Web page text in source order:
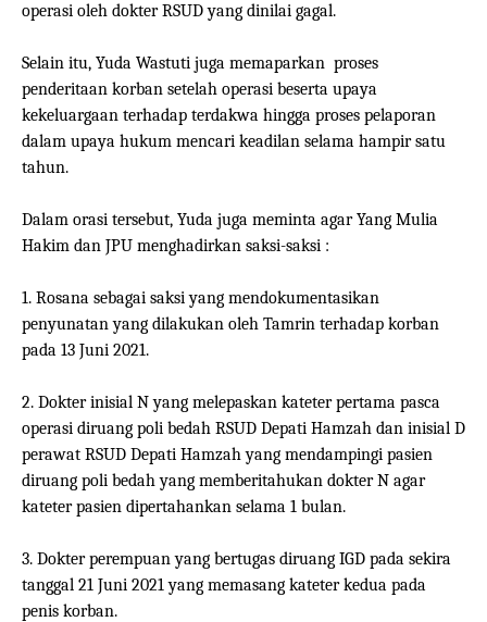
operasi oleh dokter RSUD yang dinilai gagal.
Selain itu, Yuda Wastuti juga memaparkan proses
penderitaan korban setelah operasi beserta upaya
kekeluargaan terhadap terdakwa hingga proses pelaporan
dalam upaya hukum mencari keadilan selama hampir satu
tahun.
Dalam orasi tersebut, Yuda juga meminta agar Yang Mulia
Hakim dan JPU menghadirkan saksi-saksi :
1. Rosana sebagai saksi yang mendokumentasikan
penyunatan yang dilakukan oleh Tamrin terhadap korban
pada 13 Juni 2021.
2. Dokter inisial N yang melepaskan kateter pertama pasca
operasi diruang poli bedah RSUD Depati Hamzah dan inisial D
perawat RSUD Depati Hamzah yang mendampingi pasien
diruang poli bedah yang memberitahukan dokter N agar
kateter pasien dipertahankan selama 1 bulan.
3. Dokter perempuan yang bertugas diruang IGD pada sekira
tanggal 21 Juni 2021 yang memasang kateter kedua pada
penis korban.